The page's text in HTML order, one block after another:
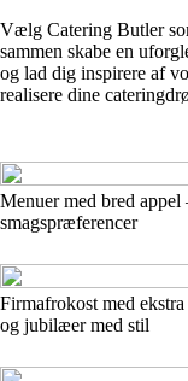
Vælg Catering Butler
sammen skabe en
og lad dig inspirere af
realisere dine
Menuer med bred
smagspræferencer
Firmafrokost med
og jubilæer med stil